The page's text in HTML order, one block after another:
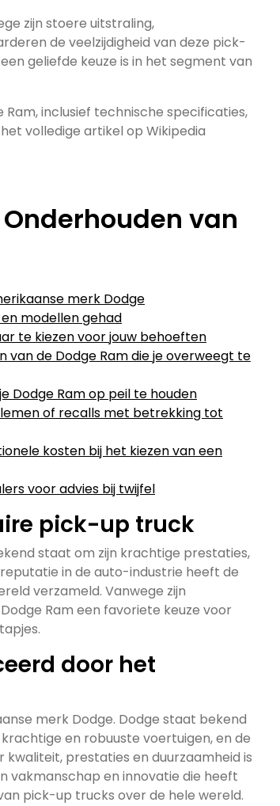
zijn stoere uitstraling,
de veelzijdigheid van deze pick-
geliefde keuze is in het segment van
inclusief technische specificaties,
volledige artikel op Wikipedia
van
merk Dodge
modellen gehad
te kiezen voor jouw behoeften
de Dodge Ram die je overweegt te
Dodge Ram op peil te houden
of recalls met betrekking tot
kosten bij het kiezen van een
voor advies bij twijfel
pick-up truck
staat om zijn krachtige prestaties,
in de auto-industrie heeft de
verzameld. Vanwege zijn
Ram een favoriete keuze voor
door het
merk Dodge. Dodge staat bekend
en robuuste voertuigen, en de
kwaliteit, prestaties en duurzaamheid is
vakmanschap en innovatie die heeft
pick-up trucks over de hele wereld.